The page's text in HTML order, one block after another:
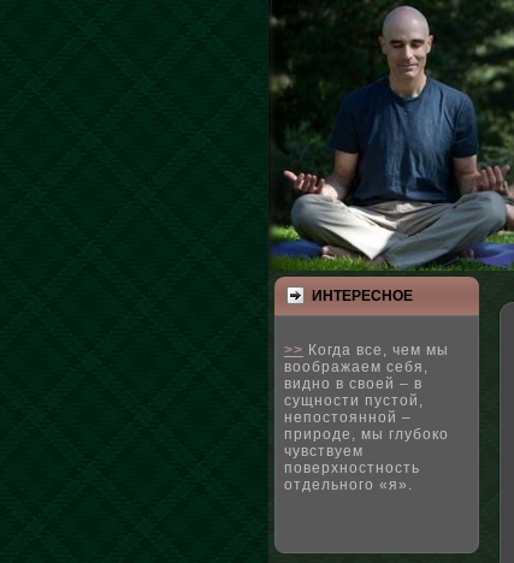
ИНТЕРЕСНΟЕ
>> Когда все, чем мы
воображаем себя,
видно в своей – в
сущности пустой,
непостоянной –
природе, мы глубоко
чувствуем
поверхностность
отдельного «я».